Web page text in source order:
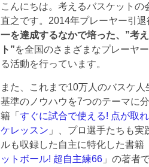
こんにちは。考えるバスケットの
直之です。2014年プレーヤー引退
一を達成するなかで培った、”考
ト”を全国のさまざまなプレーヤ
る活動を行っています。
また、これまで10万人のバスケ人
基準のノウハウを7つのテーマに
籍「すぐに試合で使える! 点が取
ケレッスン 」、プロ選手たちも実
ルも収録した自主に特化した書籍
ットボール! 超自主練66 」の著者